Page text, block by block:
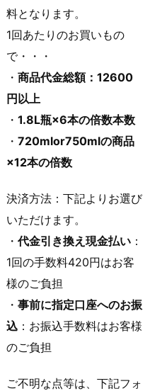
料となります。
1回あたりのお買いもの
で・・・
・ 商品代金総額：12600
円以上
・ 1.8L瓶×6本の倍数本数
・ 720mlor750mlの商品
×12本の倍数
決済方法：下記よりお選び
いただけます。
・ 代金引き換え現金払い ：
1回の手数料420円はお客
様のご負担
・ 事前に指定口座へのお振
込 ：お振込手数料はお客様
のご負担
ご不明な点等は、下記フォ